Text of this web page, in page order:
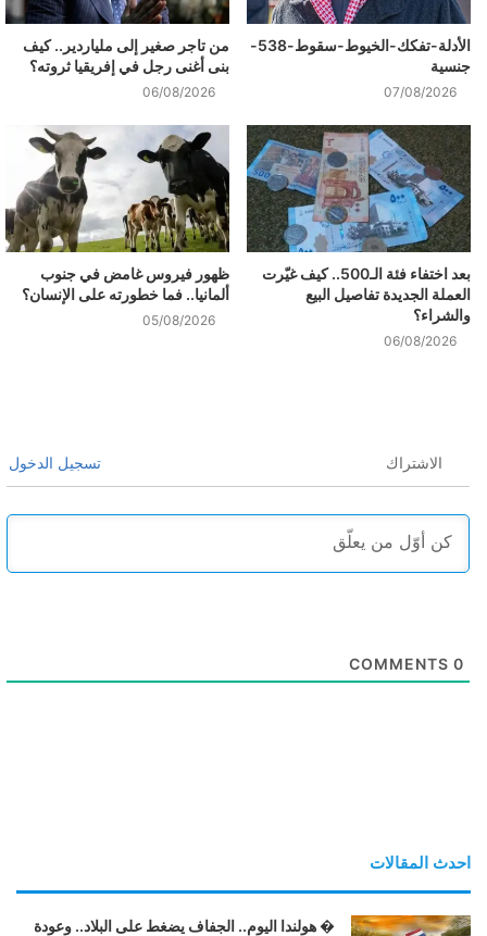
الأدلة-تفكك-الخيوط-سقوط-538-
جنسية
07/08/2026
من تاجر صغير إلى ملياردير.. كيف
بنى أغنى رجل في إفريقيا ثروته؟
06/08/2026
بعد اختفاء فئة الـ500.. كيف غيّرت
العملة الجديدة تفاصيل البيع
والشراء؟
06/08/2026
ظهور فيروس غامض في جنوب
ألمانيا.. فما خطورته على الإنسان؟
05/08/2026
الاشتراك تسجيل الدخول
0
احدث المقالات
� هولندا اليوم.. الجفاف يضغط على البلاد.. وعودة